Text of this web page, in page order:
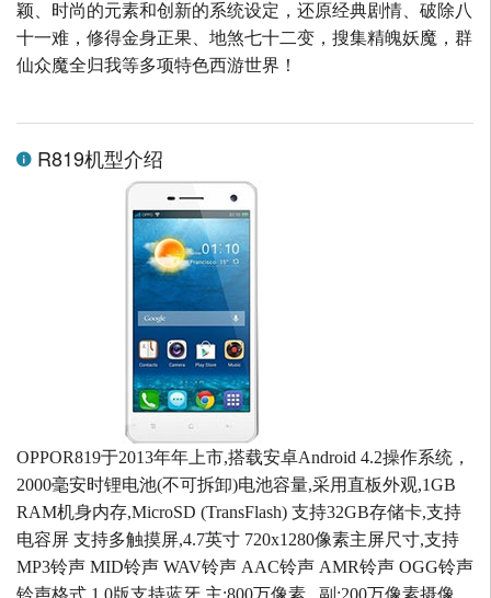
颖、时尚的元素和创新的系统设定，还原经典剧情、破除八
十一难，修得金身正果、地煞七十二变，搜集精魄妖魔，群
仙众魔全归我等多项特色西游世界！
R819机型介绍
OPPOR819于2013年年上市,搭载安卓Android 4.2操作系统，
2000毫安时锂电池(不可拆卸)电池容量,采用直板外观,1GB
RAM机身内存,MicroSD (TransFlash) 支持32GB存储卡,支持
电容屏 支持多触摸屏,4.7英寸 720x1280像素主屏尺寸,支持
MP3铃声 MID铃声 WAV铃声 AAC铃声 AMR铃声 OGG铃声